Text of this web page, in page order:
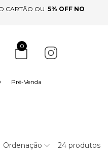
CARTÃO OU 5% OFF NO
0
Pré-Venda
Ordenação 24 produtos